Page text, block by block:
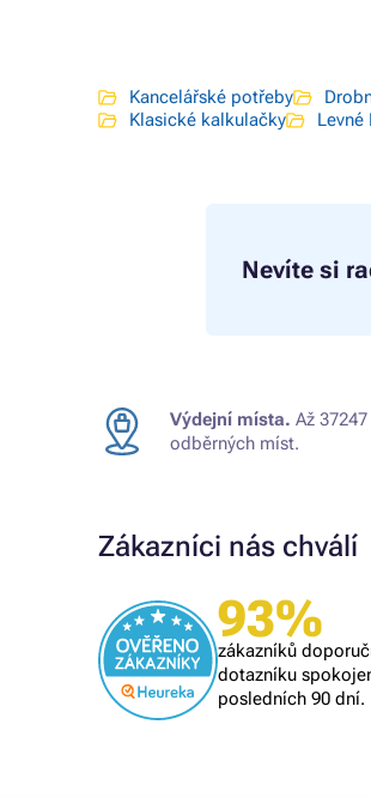
Kancelářské potřeby
Klasické kalkulačky
Nevíte si
Výdejní místa. Až 37247
odběrných míst.
Zákazníci nás chválí
93%
zákazníků
dotazníku
posledních 90 dní.
Ověřený zákazník
Všechno proběhlo k